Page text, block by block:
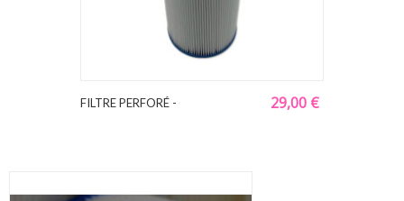
FILTRE PERFORÉ - 29,00 €